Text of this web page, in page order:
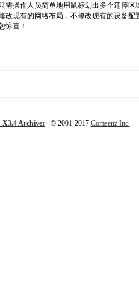
操作人员简单地用鼠标划出多个违停
现有的网络布局，不修改现有的设备
惊喜！
X3.4 Archiver© 2001-2017 Comsenz Inc.